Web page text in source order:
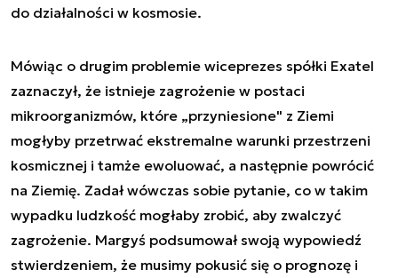
do działalności w kosmosie.
Mówiąc o drugim problemie wiceprezes spółki Exatel
zaznaczył, że istnieje zagrożenie w postaci
mikroorganizmów, które „przyniesione" z Ziemi
mogłyby przetrwać ekstremalne warunki przestrzeni
kosmicznej i tamże ewoluować, a następnie powrócić
na Ziemię. Zadał wówczas sobie pytanie, co w takim
wypadku ludzkość mogłaby zrobić, aby zwalczyć
zagrożenie. Margyś podsumował swoją wypowiedź
stwierdzeniem, że musimy pokusić się o prognozę i